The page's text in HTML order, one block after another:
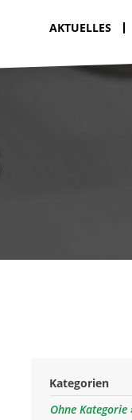
Kategorien
Ohne Kategorie
AKTUELLES